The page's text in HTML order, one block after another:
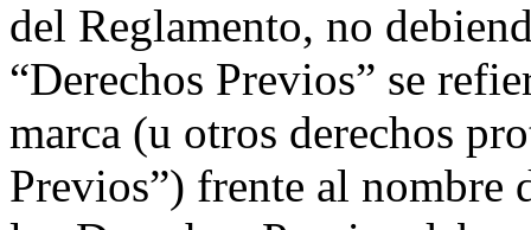
del Reglamento, no
“Derechos Previos” se
marca (u otros derechos
Previos”) frente al nombre